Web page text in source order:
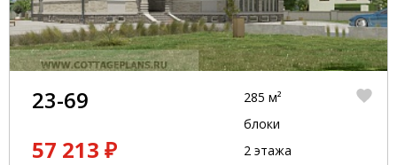
23-69
57 213 ₽
285 м²
блоки
2 этажа